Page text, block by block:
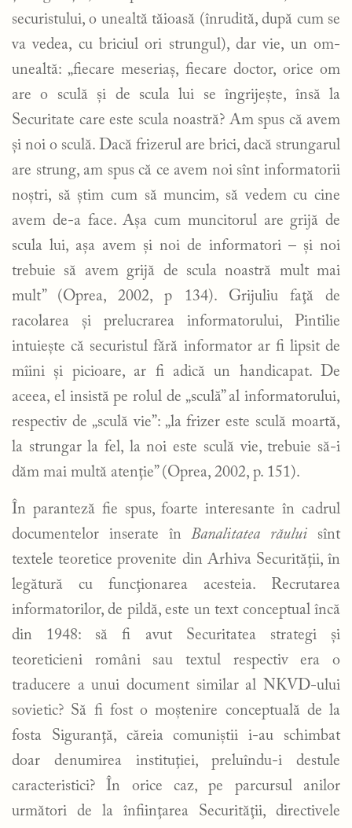
securistului, o unealtă tăioasă (înrudită, după cum se
va vedea, cu briciul ori strungul), dar vie, un om-
unealtă: „fiecare meseriaş, fiecare doctor, orice om
are o sculă şi de scula lui se îngrijeşte, însă la
Securitate care este scula noastră? Am spus că avem
şi noi o sculă. Dacă frizerul are brici, dacă strungarul
are strung, am spus că ce avem noi sînt informatorii
noştri, să ştim cum să muncim, să vedem cu cine
avem de-a face. Aşa cum muncitorul are grijă de
scula lui, aşa avem şi noi de informatori – şi noi
trebuie să avem grijă de scula noastră mult mai
mult” (Oprea, 2002, p 134). Grijuliu faţă de
racolarea şi prelucrarea informatorului, Pintilie
intuieşte că securistul fără informator ar fi lipsit de
mîini şi picioare, ar fi adică un handicapat. De
aceea, el insistă pe rolul de „sculă” al informatorului,
respectiv de „sculă vie”: „la frizer este sculă moartă,
la strungar la fel, la noi este sculă vie, trebuie să-i
dăm mai multă atenţie” (Oprea, 2002, p. 151).
În paranteză fie spus, foarte interesante în cadrul
documentelor inserate înBanalitatea răului sînt
textele teoretice provenite din Arhiva Securităţii, în
legătură cu funcţionarea acesteia. Recrutarea
informatorilor, de pildă, este un text conceptual încă
din 1948: să fi avut Securitatea strategi şi
teoreticieni români sau textul respectiv era o
traducere a unui document similar al NKVD-ului
sovietic? Să fi fost o moştenire conceptuală de la
fosta Siguranţă, căreia comuniştii i-au schimbat
doar denumirea instituţiei, preluîndu-i destule
caracteristici? În orice caz, pe parcursul anilor
următori de la înfiinţarea Securităţii, directivele